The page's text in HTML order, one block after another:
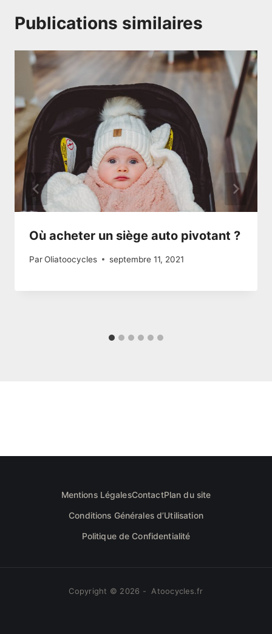
Publications similaires
Où acheter un siège auto pivotant ?
ParOliatoocycles septembre 11, 2021
Mentions LégalesContactPlan du site
Conditions Générales d’Utilisation
Politique de Confidentialité
Copyright © 2026 - Atoocycles.fr